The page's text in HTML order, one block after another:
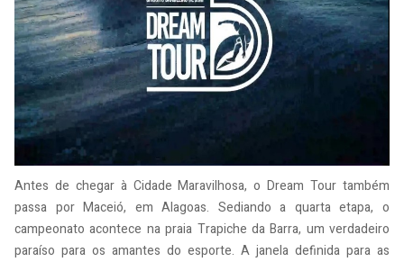
Antes de chegar à Cidade Maravilhosa, o Dream Tour também
passa por Maceió, em Alagoas. Sediando a quarta etapa, o
campeonato acontece na praia Trapiche da Barra, um verdadeiro
paraíso para os amantes do esporte. A janela definida para as